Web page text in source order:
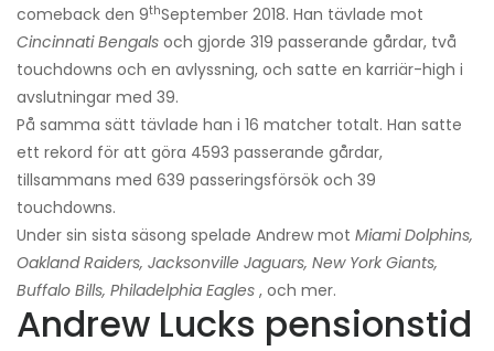
comeback den 9thSeptember 2018. Han tävlade mot
Cincinnati Bengals och gjorde 319 passerande gårdar, två
touchdowns och en avlyssning, och satte en karriär-high i
avslutningar med 39.
På samma sätt tävlade han i 16 matcher totalt. Han satte
ett rekord för att göra 4593 passerande gårdar,
tillsammans med 639 passeringsförsök och 39
touchdowns.
Under sin sista säsong spelade Andrew mot Miami Dolphins,
Oakland Raiders, Jacksonville Jaguars, New York Giants,
Buffalo Bills, Philadelphia Eagles , och mer.
Andrew Lucks pensionstid